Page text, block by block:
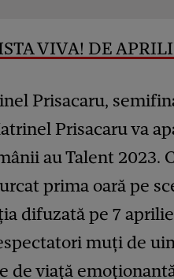
VIVA! DE
Prisacaru,
Prisacaru va
au Talent 2023.
prima oară pe
difuzată pe 7
muți de
de viață